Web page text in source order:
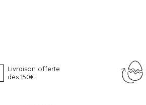
Livraison offerte
dès 150€